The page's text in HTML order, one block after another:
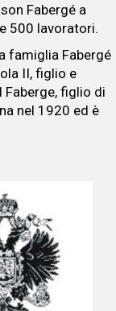
Fabergé a
500 lavoratori.
famiglia Fabergé
II, figlio e
figlio di
nel 1920 ed è